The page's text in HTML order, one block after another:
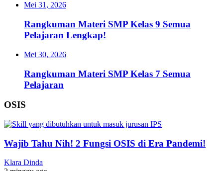
Mei 31, 2026
Rangkuman Materi SMP Kelas 9 Semua
Pelajaran Lengkap!
Mei 30, 2026
Rangkuman Materi SMP Kelas 7 Semua
Pelajaran
OSIS
Wajib Tahu Nih! 2 Fungsi OSIS di Era Pandemi!
Klara Dinda